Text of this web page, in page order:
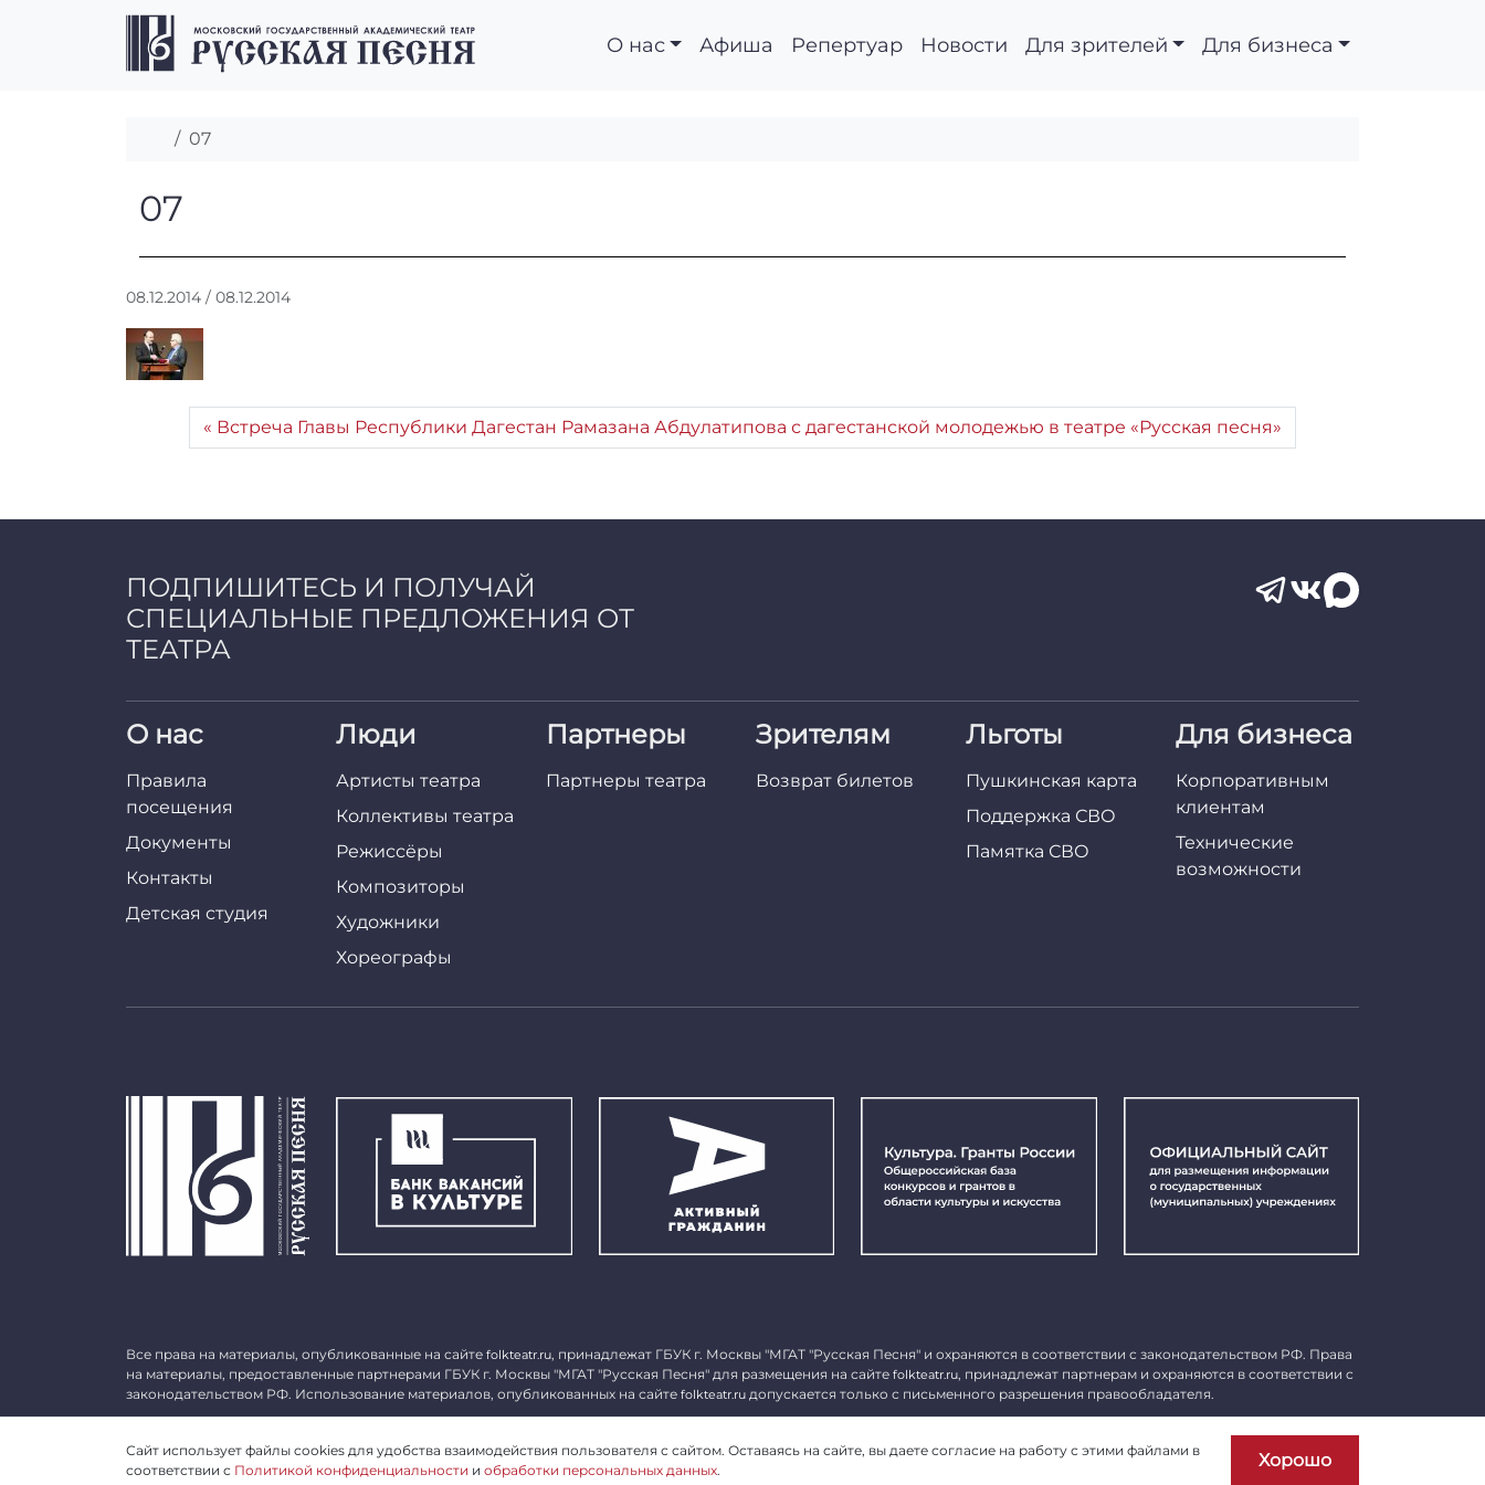
Перейти к содержимому
Перейти к футеру
О нас Афиша Репертуар Новости Для зрителей Для бизнеса
Главная
07
07
07
08.12.2014 / 08.12.2014
:
r
i
n
Встреча Главы Республики Дагестан Рамазана Абдулатипова с дагестанской молодежью в театре «Русская песня»
ПОДПИШИТЕСЬ И ПОЛУЧАЙ
СПЕЦИАЛЬНЫЕ ПРЕДЛОЖЕНИЯ ОТ
ТЕАТРА
О нас
Правила
посещения
Документы
Контакты
Детская студия
Люди
Артисты театра
Коллективы театра
Режиссёры
Композиторы
Художники
Хореографы
Партнеры
Партнеры театра
Зрителям
Возврат билетов
Льготы
Пушкинская карта
Поддержка СВО
Памятка СВО
Для бизнеса
Корпоративным
клиентам
Технические
возможности
Все права на материалы, опубликованные на сайте folkteatr.ru, принадлежат ГБУК г. Москвы "МГАТ "Русская Песня" и охраняются в соответствии с законодательством РФ. Права
на материалы, предоставленные партнерами ГБУК г. Москвы "МГАТ "Русская Песня" для размещения на сайте folkteatr.ru, принадлежат партнерам и охраняются в соответствии с
законодательством РФ. Использование материалов, опубликованных на сайте folkteatr.ru допускается только с письменного разрешения правообладателя.
Пользовательское соглашение
Сайт использует файлы cookies для удобства взаимодействия пользователя с сайтом. Оставаясь на сайте, вы даете согласие на работу с этими файлами в
соответствии с Политикой конфиденциальности и обработки персональных данных. Хорошо